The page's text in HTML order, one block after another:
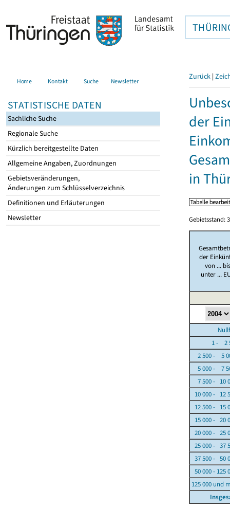
Home Kontakt Suche Newsletter
STATISTISCHE DATEN
Sachliche Suche
Regionale Suche
Kürzlich bereitgestellte Daten
Allgemeine Angaben, Zuordnungen
Gebietsveränderungen,
Änderungen zum Schlüsselverzeichnis
Definitionen und Erläuterungen
Newsletter
Zurück |
der
in
Gebietsstand:
der
von ...
unter ...
1 - 2
2 500 - 5
5 000 - 7
7 500 - 10
10 000 - 12
12 500 - 15
15 000 - 20
20 000 - 25
25 000 - 37
37 500 - 50
50 000 - 125
125 000 und